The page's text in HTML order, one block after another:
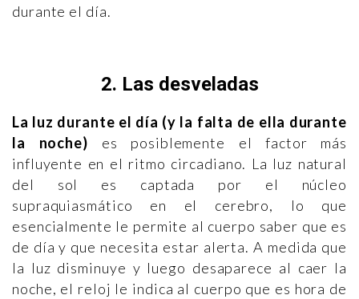
durante el día.
2. Las desveladas
La luz durante el día (y la falta de ella durante
la noche) es posiblemente el factor más
influyente en el ritmo circadiano. La luz natural
del sol es captada por el núcleo
supraquiasmático en el cerebro, lo que
esencialmente le permite al cuerpo saber que es
de día y que necesita estar alerta. A medida que
la luz disminuye y luego desaparece al caer la
noche, el reloj le indica al cuerpo que es hora de